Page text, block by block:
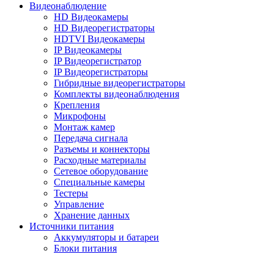
Видеонаблюдение
HD Видеокамеры
HD Видеорегистраторы
HDTVI Видеокамеры
IP Видеокамеры
IP Видеорегистратор
IP Видеорегистраторы
Гибридные видеорегистраторы
Комплекты видеонаблюдения
Крепления
Микрофоны
Монтаж камер
Передача сигнала
Разъемы и коннекторы
Расходные материалы
Сетевое оборудование
Специальные камеры
Тестеры
Управление
Хранение данных
Источники питания
Аккумуляторы и батареи
Блоки питания